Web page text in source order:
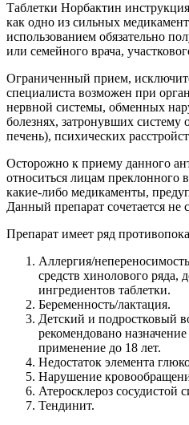
Таблетки Норбактин
как одно из сильных
использованием обязательно
или семейного врача,
Ограниченный прием,
специалиста возможен при
нервной системы, обменных
болезнях, затронувших
печень), психических
Осторожно к приему данного
относиться лицам преклонного
какие-либо медикаменты,
Данный препарат сочетается не
Препарат имеет ряд
Аллергия/
средств хинолового ряда,
ингредиентов таблетки.
Беременность/лактация.
Детский и подростковый
рекомендовано
применение до 18 лет.
Недостаток элемента
Нарушение
Атеросклероз сосудистой
Тендинит.